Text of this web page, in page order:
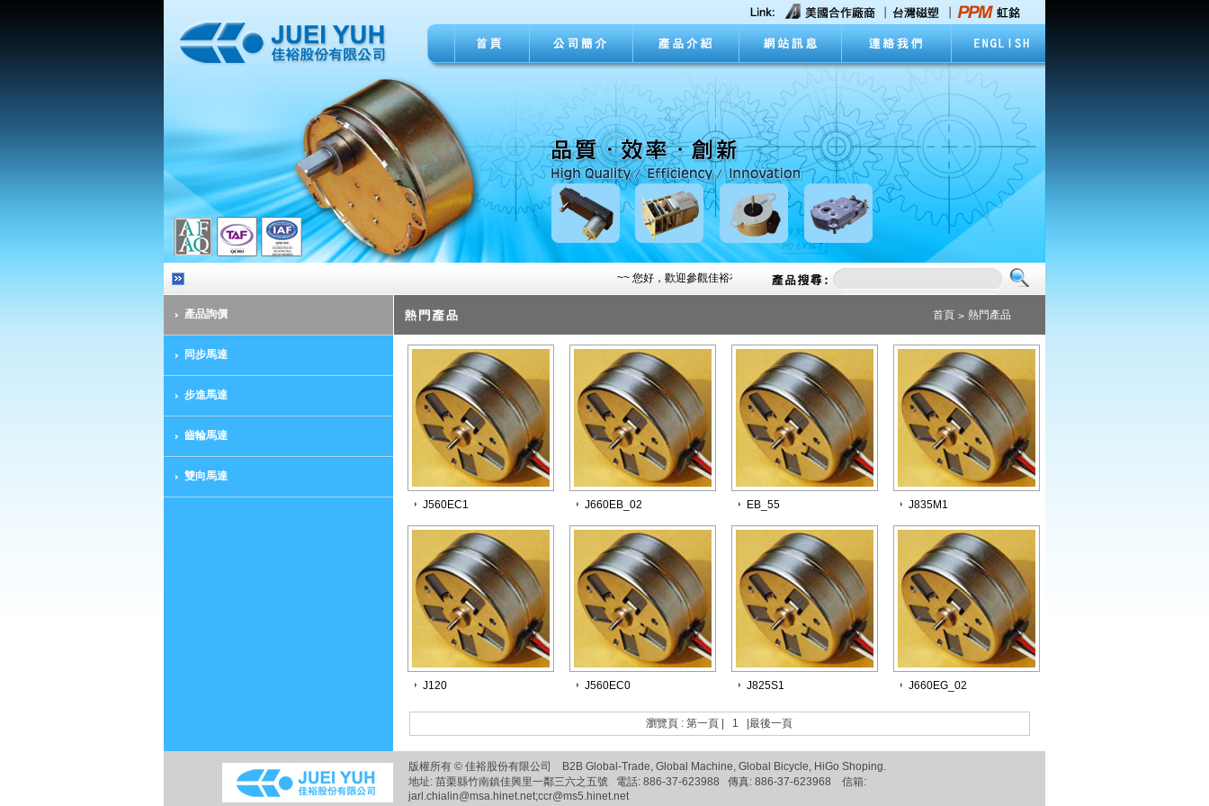
~~ 您好，歡迎參觀佳裕有限公司網站~~
產品詢價
同步馬達
步進馬達
齒輪馬達
雙向馬達
首頁 > 熱門產品
J560EC1 J660EB_02 EB_55 J835M1
J120 J560EC0 J825S1 J660EG_02
瀏覽頁 : 第一頁 1 最後一頁
版權所有 © 佳裕股份有限公司 B2B Global-Trade, Global Machine, Global Bicycle, HiGo Shoping.
地址: 苗栗縣竹南鎮佳興里一鄰三六之五號 電話: 886-37-623988 傳真: 886-37-623968 信箱:
jarl.chialin@msa.hinet.net;ccr@ms5.hinet.net